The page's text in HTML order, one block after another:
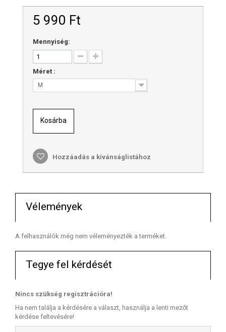
5 990 Ft‎
Mennyiség:
Méret :
M
Kosárba
Hozzáadás a kívánságlistához
Vélemények
A felhasználók még nem véleményezték a terméket.
Tegye fel kérdését
Nincs szükség regisztrációra!
Ha nem találja a kérdésére a választ, használja a lenti mezőt
kérdése feltevésére!